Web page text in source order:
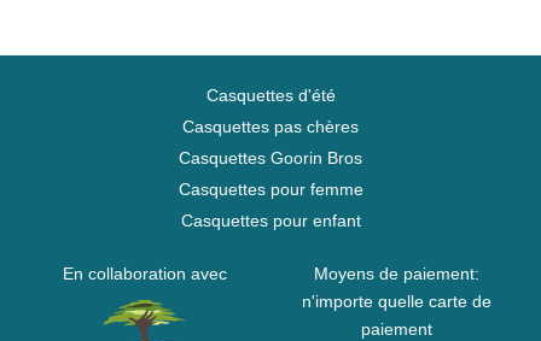
Casquettes d'été
Casquettes pas chères
Casquettes Goorin Bros
Casquettes pour femme
Casquettes pour enfant
En collaboration avec
Moyens de paiement:
n'importe quelle carte de
paiement